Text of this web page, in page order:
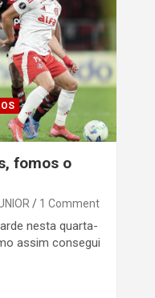
fomos o
1 Comment
nesta quarta-
assim consegui